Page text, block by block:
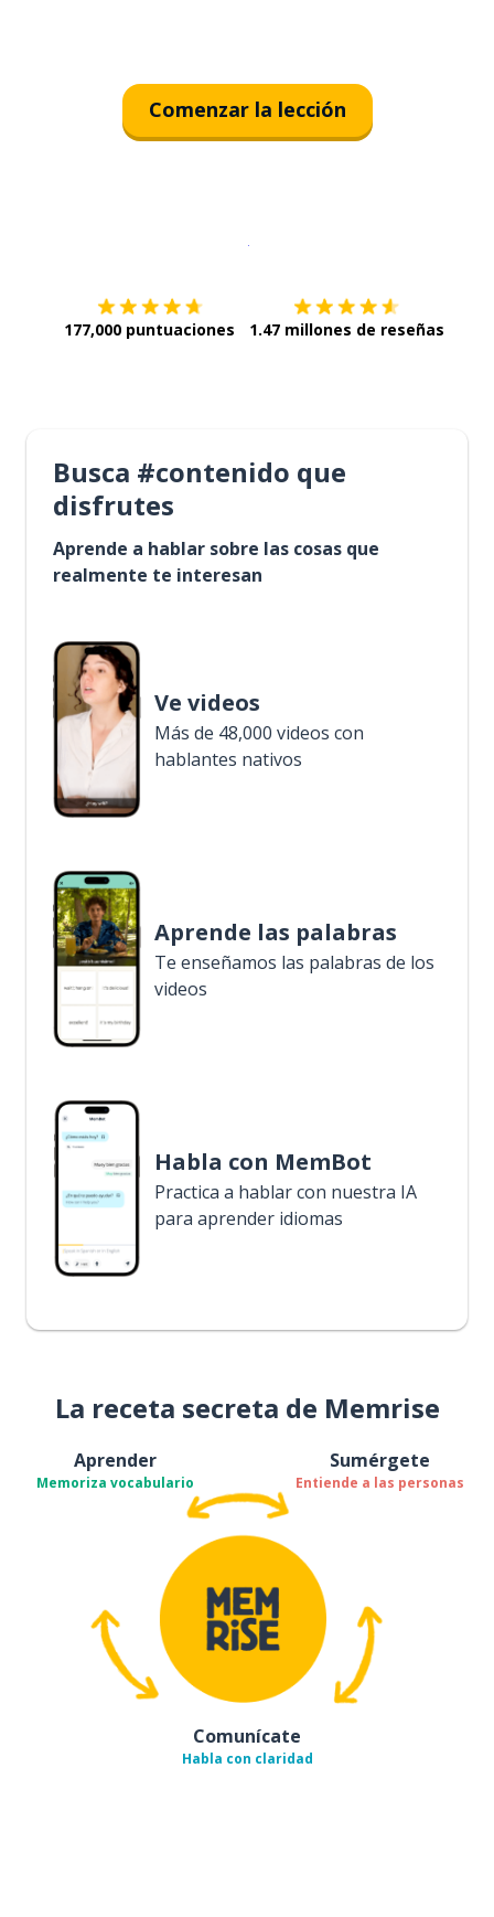
Comenzar la lección
177,000 puntuaciones 1.47 millones de reseñas
Busca #contenido que
disfrutes
Aprende a hablar sobre las cosas que
realmente te interesan
Ve videos
Más de 48,000 videos con
hablantes nativos
Aprende las palabras
Te enseñamos las palabras de los
videos
Habla con MemBot
Practica a hablar con nuestra IA
para aprender idiomas
La receta secreta de Memrise
Aprender
Memoriza vocabulario
Sumérgete
Entiende a las personas
Comunícate
Habla con claridad